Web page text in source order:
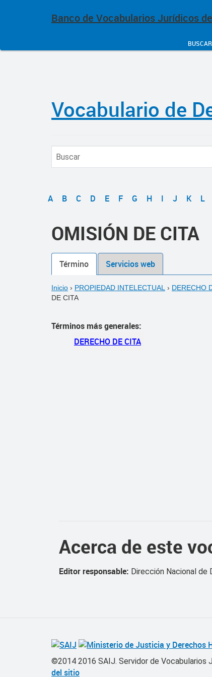
Banco de Vocabularios Jurídicos
Vocabulario de
A B C D E F G H I J K L
OMISIÓN DE CITA
Término Servicios web
Inicio › PROPIEDAD INTELECTUAL › DERECHO
DE CITA
Términos más generales:
DERECHO DE CITA
Acerca de este
Editor responsable: Dirección Nacional de
©2014 2016 SAIJ. Servidor de Vocabularios
del sitio